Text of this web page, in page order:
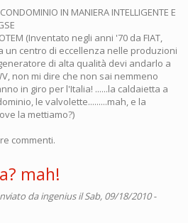
IN MANIERA INTELLIGENTE E
(Inventato negli anni '70 da FIAT,
un centro di eccellenza nelle produzioni
di alta qualità devi andarlo a
non mi dire che non sai nemmeno
in giro per l'Italia! ......la caldaietta a
le valvolette.........mah, e la
la mettiamo?)
commenti.
mah!
daingeniusil Sab, 09/18/2010 -